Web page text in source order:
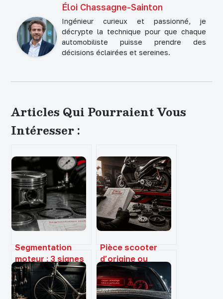
Éloi Chassagne-Sainton
Ingénieur curieux et passionné, je
décrypte la technique pour que chaque
automobiliste puisse prendre des
décisions éclairées et sereines.
Articles Qui Pourraient Vous
Intéresser :
Segmentation
moteur : 3 signes
d’usure et les
risques pour
votre bloc
Pièce scooter
d’origine ou
adaptable :
économie
immédiate ou